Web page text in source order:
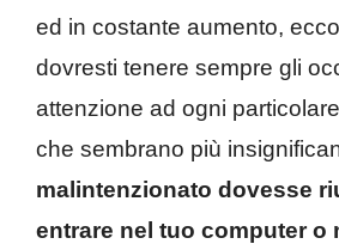
ed in costante aumento,
dovresti tenere sempre gli
attenzione ad ogni
che sembrano più
malintenzionato dovesse
entrare nel tuo computer o